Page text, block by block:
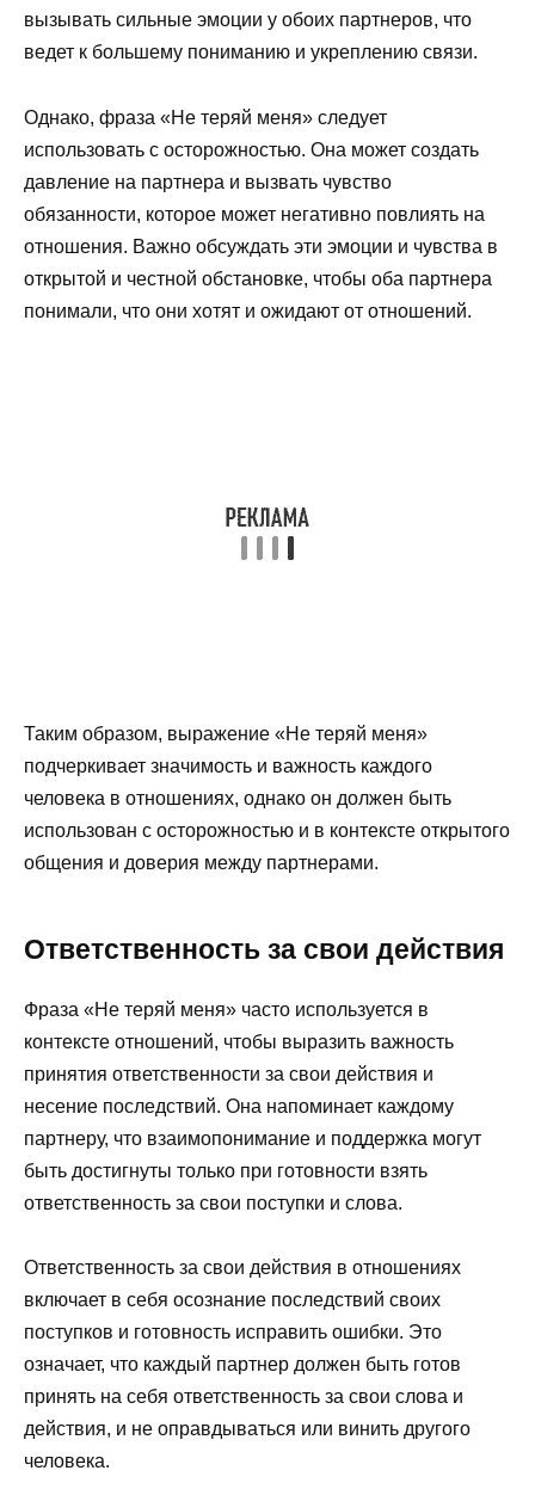
вызывать сильные эмоции у обоих партнеров, что
ведет к большему пониманию и укреплению связи.
Однако, фраза «Не теряй меня» следует
использовать с осторожностью. Она может создать
давление на партнера и вызвать чувство
обязанности, которое может негативно повлиять на
отношения. Важно обсуждать эти эмоции и чувства в
открытой и честной обстановке, чтобы оба партнера
понимали, что они хотят и ожидают от отношений.
Таким образом, выражение «Не теряй меня»
подчеркивает значимость и важность каждого
человека в отношениях, однако он должен быть
использован с осторожностью и в контексте открытого
общения и доверия между партнерами.
Ответственность за свои действия
Фраза «Не теряй меня» часто используется в
контексте отношений, чтобы выразить важность
принятия ответственности за свои действия и
несение последствий. Она напоминает каждому
партнеру, что взаимопонимание и поддержка могут
быть достигнуты только при готовности взять
ответственность за свои поступки и слова.
Ответственность за свои действия в отношениях
включает в себя осознание последствий своих
поступков и готовность исправить ошибки. Это
означает, что каждый партнер должен быть готов
принять на себя ответственность за свои слова и
действия, и не оправдываться или винить другого
человека.